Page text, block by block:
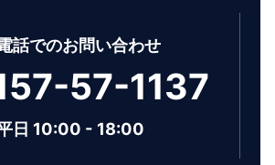
話でのお問い合わせ
57-1137
日 10:00 - 18:00